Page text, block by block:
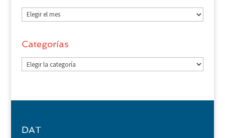
Archivos
Categorías
Categorías
DAT